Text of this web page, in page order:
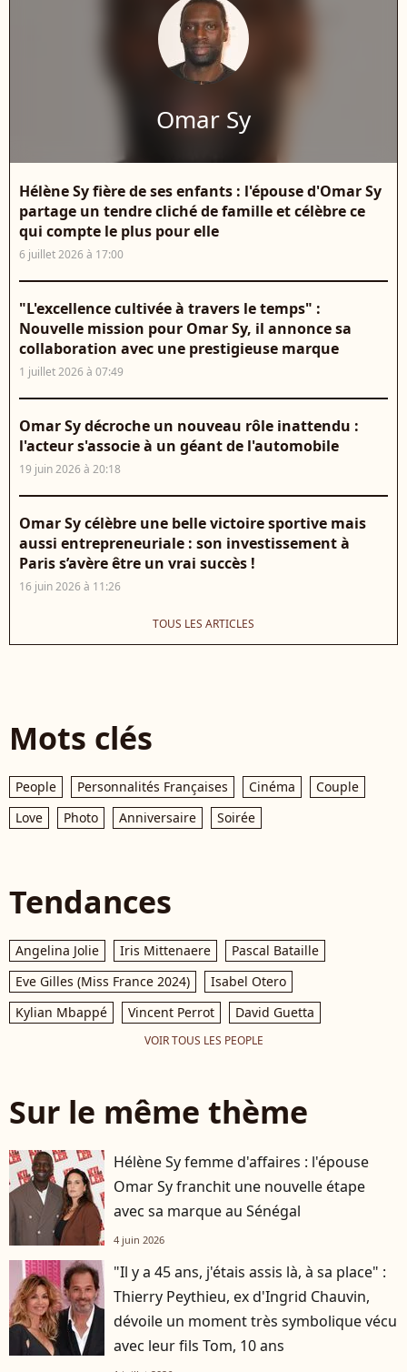
Omar Sy
Hélène Sy fière de ses enfants : l'épouse d'Omar Sy
partage un tendre cliché de famille et célèbre ce
qui compte le plus pour elle
6 juillet 2026 à 17:00
"L'excellence cultivée à travers le temps" :
Nouvelle mission pour Omar Sy, il annonce sa
collaboration avec une prestigieuse marque
1 juillet 2026 à 07:49
Omar Sy décroche un nouveau rôle inattendu :
l'acteur s'associe à un géant de l'automobile
19 juin 2026 à 20:18
Omar Sy célèbre une belle victoire sportive mais
aussi entrepreneuriale : son investissement à
Paris s’avère être un vrai succès !
16 juin 2026 à 11:26
TOUS LES ARTICLES
Mots clés
People Personnalités Françaises Cinéma
Couple
Love
Photo Anniversaire Soirée
Tendances
Angelina Jolie Iris Mittenaere
Pascal Bataille
Eve Gilles (Miss France 2024)
Isabel Otero
Kylian Mbappé
Vincent Perrot David Guetta
VOIR TOUS LES PEOPLE
Sur le même thème
Hélène Sy femme d'affaires : l'épouse
Omar Sy franchit une nouvelle étape
avec sa marque au Sénégal
4 juin 2026
"Il y a 45 ans, j'étais assis là, à sa place" :
Thierry Peythieu, ex d'Ingrid Chauvin,
dévoile un moment très symbolique vécu
avec leur fils Tom, 10 ans